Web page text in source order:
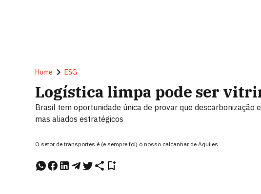
Home ESG
Logística limpa pode ser
Brasil tem oportunidade única de provar que descarbonização
mas aliados estratégicos
O setor de transportes é (e sempre foi) o nosso calcanhar de Aquiles